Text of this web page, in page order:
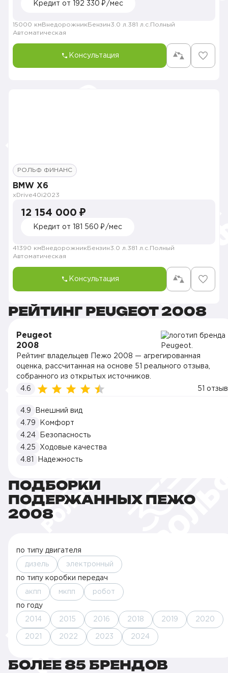
Кредит от 192 330 ₽/мес
15000 км Внедорожник Бензин3.0 л. 381 л.с. Полный
Автоматическая
Консультация
РОЛЬФ ФИНАНС
BMW X6
xDrive40i2023
12 154 000 ₽
Кредит от 181 560 ₽/мес
41390 км Внедорожник Бензин3.0 л. 381 л.с. Полный
Автоматическая
Консультация
РЕЙТИНГ PEUGEOT 2008
Peugeot
2008
Рейтинг владельцев Пежо 2008 — агрегированная
оценка, рассчитанная на основе 51 реального отзыва,
собранного из открытых источников.
4.6
51 отзыв
4.9
Внешний вид
4.79
Комфорт
4.24
Безопасность
4.25
Ходовые качества
4.81
Надежность
ПОДБОРКИ
ПОДЕРЖАННЫХ ПЕЖО
2008
по типу двигателя
дизель электронный
по типу коробки передач
акпп мкпп робот
по году
2014 2015 2016 2018 2019 2020
2021 2022 2023 2024
БОЛЕЕ 85 БРЕНДОВ